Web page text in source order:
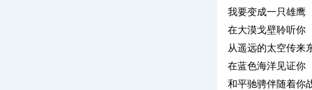
我要变成一只雄鹰
在大漠戈壁聆听你
从遥远的太空传来
在蓝色海洋见证你
和平驰骋伴随着你